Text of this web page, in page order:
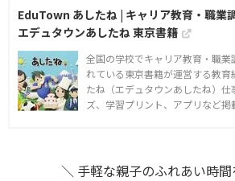
EduTown あしたね | キャリア教育・職業
エデュタウンあしたね 東京書籍
全国の学校でキャリア教育・職業
れている東京書籍が運営する教
たね（エデュタウンあしたね）仕
ズ、学習プリント、アプリなど掲
＼ 手軽な親子のふれあい時